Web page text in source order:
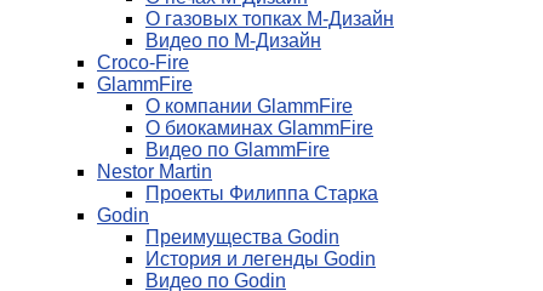
О газовых топках М-Дизайн
Видео по М-Дизайн
Croco-Fire
GlammFire
О компании GlammFire
О биокаминах GlammFire
Видео по GlammFire
Nestor Martin
Проекты Филиппа Старка
Godin
Преимущества Godin
История и легенды Godin
Видео по Godin